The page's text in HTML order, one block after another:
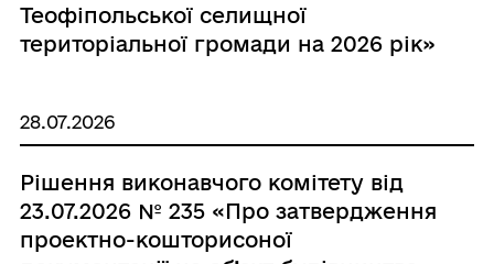
Теофіпольської селищної
територіальної громади на 2026 рік»
28.07.2026
Рішення виконавчого комітету від
23.07.2026 № 235 «Про затвердження
проектно-кошторисоної